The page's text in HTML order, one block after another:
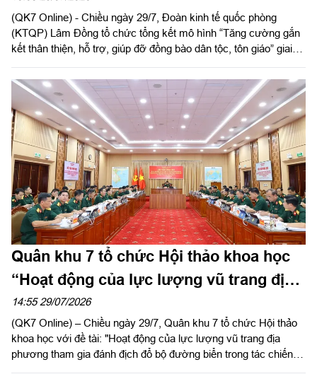
(QK7 Online) - Chiều ngày 29/7, Đoàn kinh tế quốc phòng
(KTQP) Lâm Đồng tổ chức tổng kết mô hình “Tăng cường gắn
kết thân thiện, hỗ trợ, giúp đỡ đồng bào dân tộc, tôn giáo” giai
Chính trị Quân khu dự chỉ đạo hội nghị.
Quân khu 7 tổ chức Hội thảo khoa học
“Hoạt động của lực lượng vũ trang địa
phương tham gia đánh địch đổ bộ
đường biển trong tác chiến phòng thủ
Quân khu”
14:55 29/07/2026
(QK7 Online) – Chiều ngày 29/7, Quân khu 7 tổ chức Hội thảo
khoa học với đề tài: "Hoạt động của lực lượng vũ trang địa
phương tham gia đánh địch đổ bộ đường biển trong tác chiến